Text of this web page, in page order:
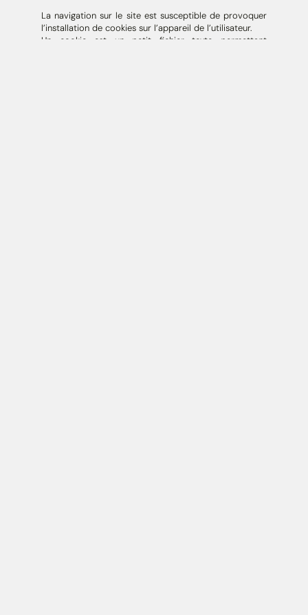
La navigation sur le site est susceptible de provoquer
l’installation de cookies sur l’appareil de l’utilisateur.
Un cookie est un petit fichier texte permettant